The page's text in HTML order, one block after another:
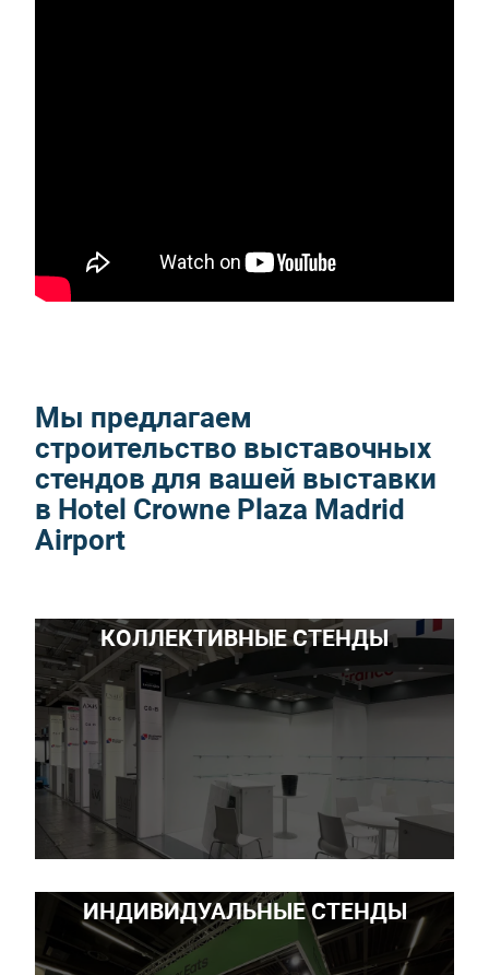
Мы предлагаем
строительство выставочных
стендов для вашей выставки
в Hotel Crowne Plaza Madrid
Airport
КОЛЛЕКТИВНЫЕ СТЕНДЫ
ИНДИВИДУАЛЬНЫЕ СТЕНДЫ